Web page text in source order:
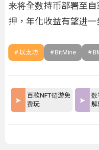
来将全数持币部署至自
押，年化收益有望进一
以太坊 BitMine
百款NFT链游免
费玩
数
解